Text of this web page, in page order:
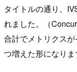
タイトルの通り、
れました。（
合計でメトリクス
つ増えた形になりま